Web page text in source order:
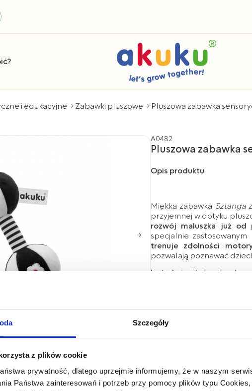
Szczegóły
z plików cookie
prywatność, dlatego uprzejmie informujemy, że w naszym
Państwa zainteresowań i potrzeb przy pomocy plików typu
i edukacyjne Zabawki pluszowe Pluszowa zabawka
A0482
Pluszowa zabawka
Opis produktu
Miękka zabawka Sztangaz
przyjemnej w dotyku
rozwój maluszka już od
specjalnie
trenuje zdolności
pozwalają poznawać
Instrukcja:
Zabawkę
Sprawdź
zniszczoną wymień na
zabawkę dziecku. Aby
niedostępnym dla dziecka.